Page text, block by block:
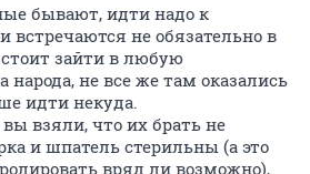
бывают, идти надо к
встречаются не обязательно в
зайти в любую
народа, не все же там оказались
идти некуда.
взяли, что их брать не
и шпатель стерильны (а это
вряд ли возможно),